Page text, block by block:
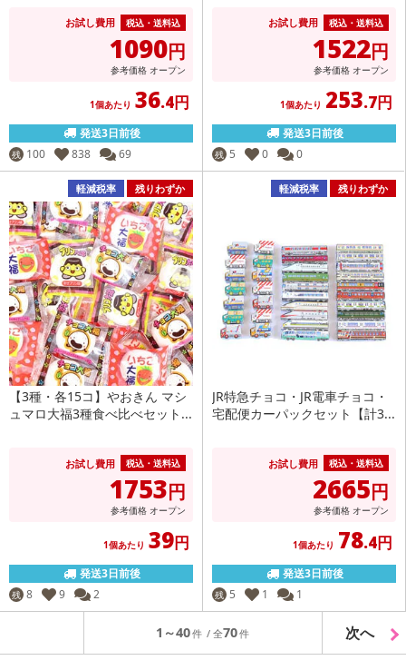
お試し費用 税込・送料込
1090円
参考価格 オープン
1個あたり 36.4円
発送3日前後
残 100 838 69
お試し費用 税込・送料込
1522円
参考価格 オープン
1個あたり 253.7円
発送3日前後
残 5 0 0
軽減税率 残りわずか
【3種・各15コ】やおきん マシ
ュマロ大福3種食べ比べセット...
お試し費用 税込・送料込
1753円
参考価格 オープン
1個あたり 39円
発送3日前後
残 8 9 2
軽減税率 残りわずか
JR特急チョコ・JR電車チョコ・
宅配便カーパックセット【計3...
お試し費用 税込・送料込
2665円
参考価格 オープン
1個あたり 78.4円
発送3日前後
残 5 1 1
1～40 70 次へ